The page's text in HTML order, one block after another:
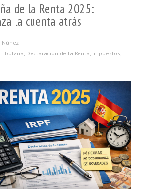
de la Renta 2025:
la cuenta atrás
Núñez
, Declaración de la Renta, Impuestos,